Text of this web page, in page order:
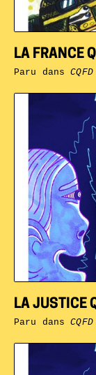
LA JUSTICE
Paru dansCQFD
LA FRANCE
Paru dansCQFD